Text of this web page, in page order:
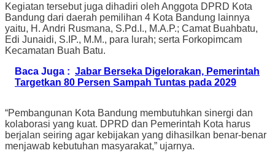
Kegiatan tersebut juga dihadiri oleh Anggota DPRD Kota
Bandung dari daerah pemilihan 4 Kota Bandung lainnya
yaitu, H. Andri Rusmana, S.Pd.I., M.A.P.; Camat Buahbatu,
Edi Junaidi, S.IP., M.M., para lurah; serta Forkopimcam
Kecamatan Buah Batu.
Baca Juga : Jabar Berseka Digelorakan, Pemerintah
Targetkan 80 Persen Sampah Tuntas pada 2029
“Pembangunan Kota Bandung membutuhkan sinergi dan
kolaborasi yang kuat. DPRD dan Pemerintah Kota harus
berjalan seiring agar kebijakan yang dihasilkan benar-benar
menjawab kebutuhan masyarakat,” ujarnya.